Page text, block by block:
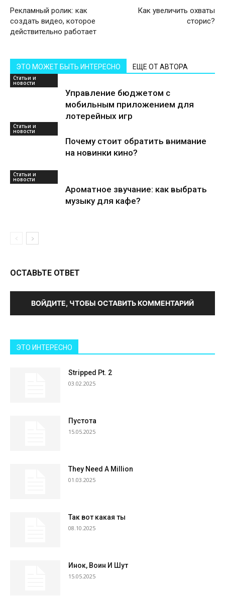
Рекламный ролик: как
создать видео, которое
действительно работает
Как увеличить охваты
сторис?
ЭТО МОЖЕТ БЫТЬ ИНТЕРЕСНО ЕЩЕ ОТ АВТОРА
Статьи и
новости
Управление бюджетом с
мобильным приложением для
лотерейных игр
Статьи и
новости
Почему стоит обратить внимание
на новинки кино?
Статьи и
новости
Ароматное звучание: как выбрать
музыку для кафе?
ОСТАВЬТЕ ОТВЕТ
ВОЙДИТЕ, ЧТОБЫ ОСТАВИТЬ КОММЕНТАРИЙ
ЭТО ИНТЕРЕСНО
Stripped Pt. 2
03.02.2025
Пустота
15.05.2025
They Need A Million
01.03.2025
Так вот какая ты
08.10.2025
Инок, Воин И Шут
15.05.2025